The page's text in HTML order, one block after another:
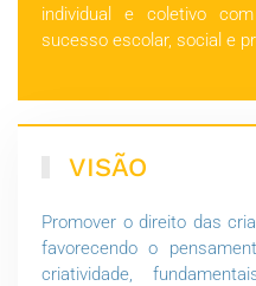
individual e coletivo
sucesso escolar, social e
VISÃO
Promover o direito das
favorecendo o
criatividade,